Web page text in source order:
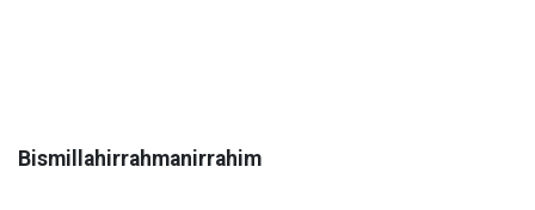
Bismillahirrahmanirrahim